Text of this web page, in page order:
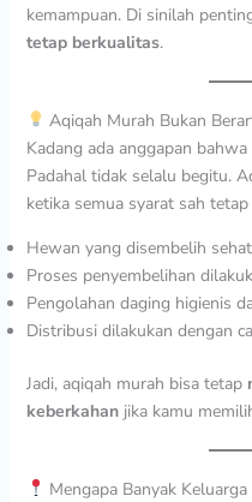
kemampuan. Di sinilah
tetap berkualitas.
Aqiqah Murah Bukan
Kadang ada anggapan
Padahal tidak selalu begitu.
ketika semua syarat sah
Hewan yang disembelih
Proses penyembelihan
Pengolahan daging higienis
Distribusi dilakukan dengan
Jadi, aqiqah murah bisa tetap
keberkahanjika kamu
Mengapa Banyak